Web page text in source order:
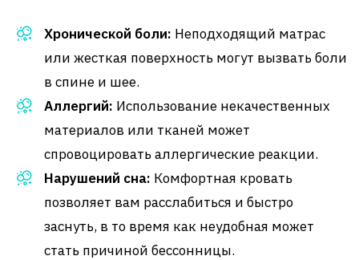
Хронической боли: Неподходящий матрас
или жесткая поверхность могут вызвать боли
в спине и шее.
Аллергий: Использование некачественных
материалов или тканей может
спровоцировать аллергические реакции.
Нарушений сна: Комфортная кровать
позволяет вам расслабиться и быстро
заснуть, в то время как неудобная может
стать причиной бессонницы.